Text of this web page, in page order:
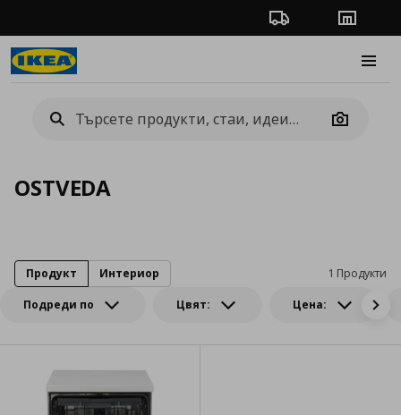
Проследяване на
Camera
OSTVEDA
Подреди по Цвят: Цена:
1 Продукти
Продукт Интериор